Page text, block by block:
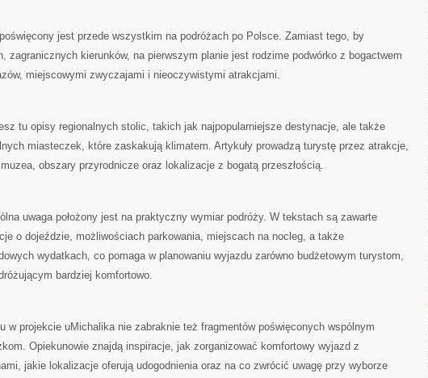
jest przede wszystkim na podróżach po Polsce. Zamiast tego, by
zagranicznych kierunków, na pierwszym planie jest rodzime podwórko z bogactwem
miejscowymi zwyczajami i nieoczywistymi atrakcjami.
tu opisy regionalnych stolic, takich jak najpopularniejsze destynacje, ale także
miasteczek, które zaskakują klimatem. Artykuły prowadzą turystę przez atrakcje,
muzea, obszary przyrodnicze oraz lokalizacje z bogatą przeszłością.
uwaga położony jest na praktyczny wymiar podróży. W tekstach są zawarte
o dojeździe, możliwościach parkowania, miejscach na nocleg, a także
wydatkach, co pomaga w planowaniu wyjazdu zarówno budżetowym turystom,
bardziej komfortowo.
w projekcie uMichalika nie zabraknie też fragmentów poświęconych wspólnym
Opiekunowie znajdą inspiracje, jak zorganizować komfortowy wyjazd z
jakie lokalizacje oferują udogodnienia oraz na co zwrócić uwagę przy wyborze